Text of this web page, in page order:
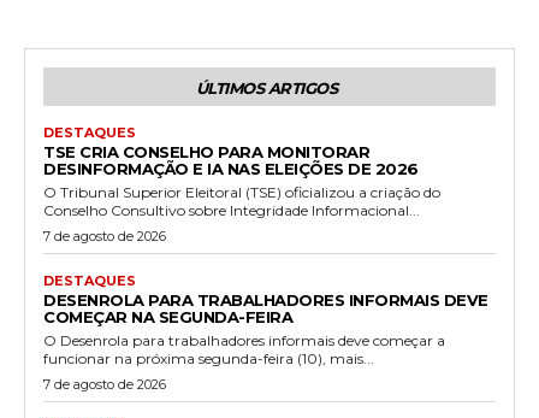
ÚLTIMOS ARTIGOS
DESTAQUES
TSE CRIA CONSELHO PARA MONITORAR
DESINFORMAÇÃO E IA NAS ELEIÇÕES DE 2026
O Tribunal Superior Eleitoral (TSE) oficializou a criação do
Conselho Consultivo sobre Integridade Informacional...
7 de agosto de 2026
DESTAQUES
DESENROLA PARA TRABALHADORES INFORMAIS DEVE
COMEÇAR NA SEGUNDA-FEIRA
O Desenrola para trabalhadores informais deve começar a
funcionar na próxima segunda-feira (10), mais...
7 de agosto de 2026